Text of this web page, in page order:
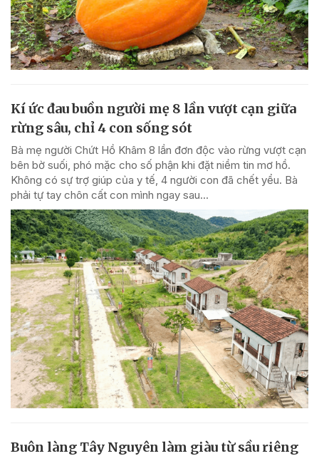
Kí ức đau buồn người mẹ 8 lần vượt cạn giữa
rừng sâu, chỉ 4 con sống sót
Bà mẹ người Chứt Hồ Khâm 8 lần đơn độc vào rừng vượt cạn
bên bờ suối, phó mặc cho số phận khi đặt niềm tin mơ hồ.
Không có sự trợ giúp của y tế, 4 người con đã chết yểu. Bà
phải tự tay chôn cất con mình ngay sau...
Buôn làng Tây Nguyên làm giàu từ sầu riêng